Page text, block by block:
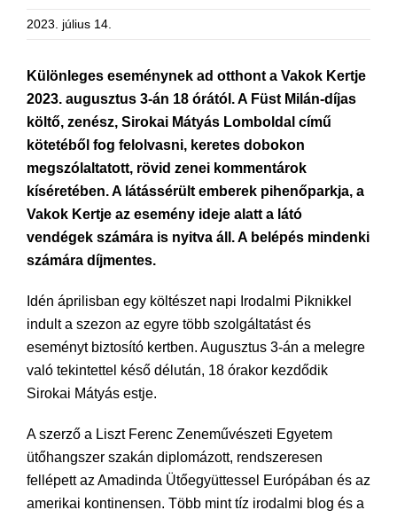
2023. július 14.
Különleges eseménynek ad otthont a Vakok Kertje
2023. augusztus 3-án 18 órától. A Füst Milán-díjas
költő, zenész, Sirokai Mátyás Lomboldal című
kötetéből fog felolvasni, keretes dobokon
megszólaltatott, rövid zenei kommentárok
kíséretében. A látássérült emberek pihenőparkja, a
Vakok Kertje az esemény ideje alatt a látó
vendégek számára is nyitva áll. A belépés mindenki
számára díjmentes.
Idén áprilisban egy költészet napi Irodalmi Piknikkel
indult a szezon az egyre több szolgáltatást és
eseményt biztosító kertben. Augusztus 3-án a melegre
való tekintettel késő délután, 18 órakor kezdődik
Sirokai Mátyás estje.
A szerző a Liszt Ferenc Zeneművészeti Egyetem
ütőhangszer szakán diplomázott, rendszeresen
fellépett az Amadinda Ütőegyüttessel Európában és az
amerikai kontinensen. Több mint tíz irodalmi blog és a